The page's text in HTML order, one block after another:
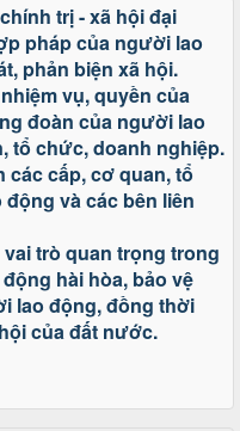
trị - xã hội đại
pháp của người lao
phản biện xã hội.
vụ, quyền của
đoàn của người lao
tổ chức, doanh nghiệp.
cấp, cơ quan, tổ
và các bên liên
trò quan trọng trong
hài hòa, bảo vệ
lao động, đồng thời
của đất nước.